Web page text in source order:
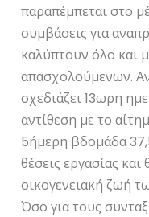
παραπέμπεται στο
συμβάσεις για
καλύπτουν όλο και
απασχολούμενων.
σχεδιάζει 13ωρη
αντίθεση με το
5ήμερη βδομάδα
θέσεις εργασίας
οικογενειακή ζωή
Όσο για τους